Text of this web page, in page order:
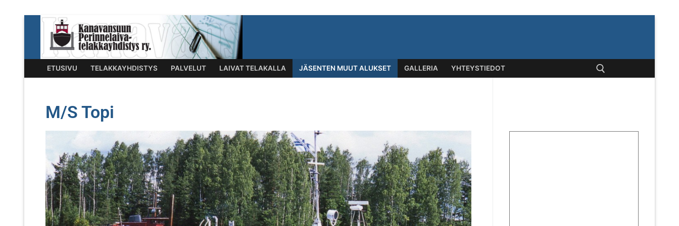
ETUSIVU TELAKKAYHDISTYS PALVELUT LAIVAT TELAKALLA JÄSENTEN MUUT ALUKSET GALLERIA YHTEYSTIEDOT
Etusivu
Telakkayhdistys
M/S Topi